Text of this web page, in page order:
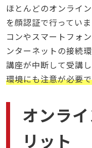
ほとんどのオンライ
を顔認証で行ってい
コンやスマートフォ
ンターネットの接続
講座が中断して受講
環境にも注意が必要
オンラ
リット